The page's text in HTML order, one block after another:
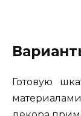
Готовую